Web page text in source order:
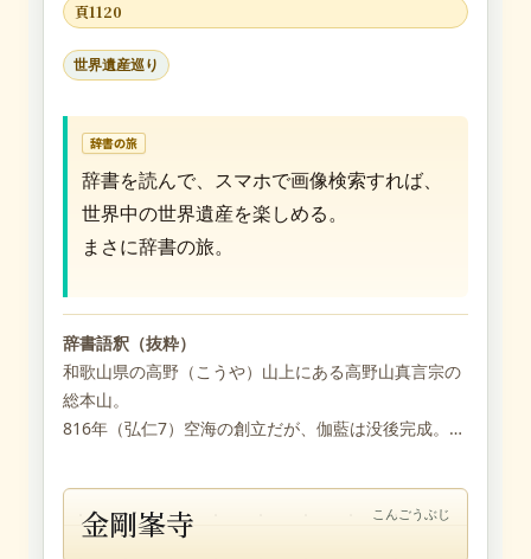
頁1120
世界遺産巡り
辞書の旅
辞書を読んで、スマホで画像検索すれば、
世界中の世界遺産を楽しめる。
まさに辞書の旅。
辞書語釈（抜粋）
和歌山県の高野（こうや）山上にある高野山真言宗の
総本山。
816年（弘仁7）空海の創立だが、伽藍は没後完成。…
金剛峯寺 こんごうぶじ